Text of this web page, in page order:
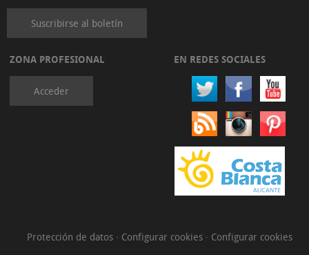
Suscribirse al boletín
ZONA PROFESIONAL
Acceder
EN REDES SOCIALES
Protección de datos · Configurar cookies · Configurar cookies